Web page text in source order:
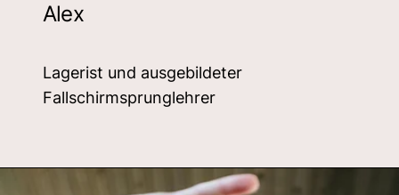
Alex
Lagerist und ausgebildeter
Fallschirmsprunglehrer